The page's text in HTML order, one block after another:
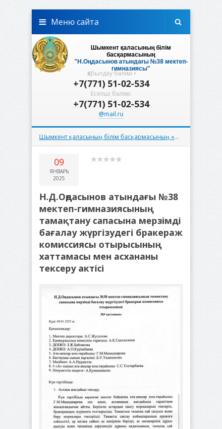
Шымкент қаласының білім
басқармасының
"Н.Оңдасынов атындағы №38 мектеп-
гимназиясы"
шаруашылық жүргізу құқығындағы
мемлекеттік коммуналдық кәсіпорны
Қабылдау бөлімі :
+7(771) 51-02-534
Есепші бөлімі:
+7(771) 51-02-534
@mail.ru
Меню сайта
Шымкент қаласының білім басқармасының «Н.Оңдасынов атындағы №38 мектеп-гимназиясы» ШЖҚМК
09
ЯНВАРЬ
2025
Н.Д.Оңдасынов атындағы №38
мектеп-гимназиясының
тамақтану сапасына мерзімді
бағалау жүргізудегі бракераж
комиссиясы отырысының
хаттамасы мен асхананы
тексеру актісі